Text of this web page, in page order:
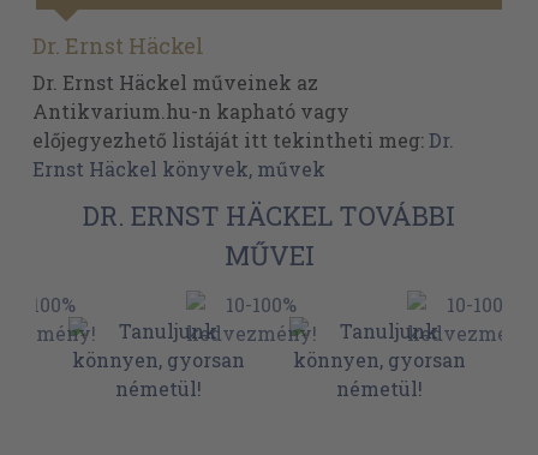
Dr. Ernst Häckel
Dr. Ernst Häckel műveinek az
Antikvarium.hu-n kapható vagy
előjegyezhető listáját itt tekintheti meg:Dr.
Ernst Häckel könyvek, művek
DR. ERNST HÄCKEL TOVÁBBI
MŰVEI